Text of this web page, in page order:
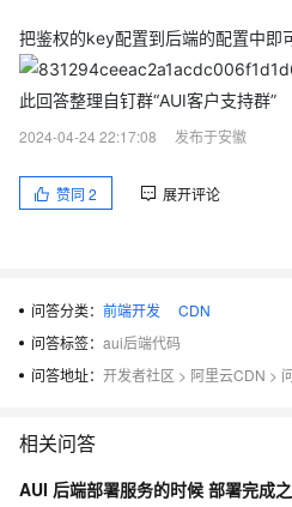
把鉴权的key配置到后端的配置中即
此回答整理自钉群“AUI客户支持群”
2024-04-24 22:17:08
发布于安徽
赞同 2 展开评论
问答分类： 前端开发
CDN
问答标签： aui后端代码
问答地址： 开发者社区 > 阿里云CDN >
相关问答